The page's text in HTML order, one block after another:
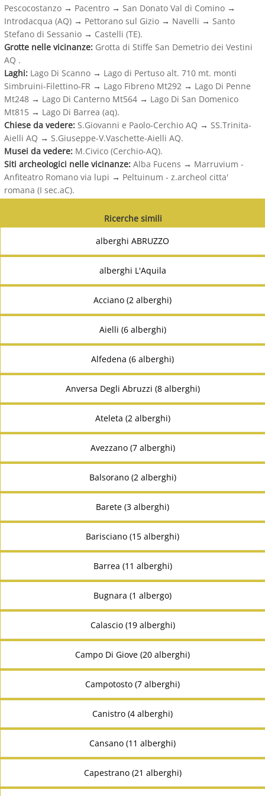
Pescocostanzo → Pacentro → San Donato Val di Comino →
Introdacqua (AQ) → Pettorano sul Gizio → Navelli → Santo
Stefano di Sessanio → Castelli (TE).
Grotte nelle vicinanze: Grotta di Stiffe San Demetrio dei Vestini
AQ .
Laghi: Lago Di Scanno → Lago di Pertuso alt. 710 mt. monti
Simbruini-Filettino-FR → Lago Fibreno Mt292 → Lago Di Penne
Mt248 → Lago Di Canterno Mt564 → Lago Di San Domenico
Mt815 → Lago Di Barrea (aq).
Chiese da vedere: S.Giovanni e Paolo-Cerchio AQ → SS.Trinita-
Aielli AQ → S.Giuseppe-V.Vaschette-Aielli AQ.
Musei da vedere: M.Civico (Cerchio-AQ).
Siti archeologici nelle vicinanze: Alba Fucens → Marruvium -
Anfiteatro Romano via lupi → Peltuinum - z.archeol citta'
romana (I sec.aC).
Ricerche simili
alberghi ABRUZZO
alberghi L'Aquila
Acciano (2 alberghi)
Aielli (6 alberghi)
Alfedena (6 alberghi)
Anversa Degli Abruzzi (8 alberghi)
Ateleta (2 alberghi)
Avezzano (7 alberghi)
Balsorano (2 alberghi)
Barete (3 alberghi)
Barisciano (15 alberghi)
Barrea (11 alberghi)
Bugnara (1 albergo)
Calascio (19 alberghi)
Campo Di Giove (20 alberghi)
Campotosto (7 alberghi)
Canistro (4 alberghi)
Cansano (11 alberghi)
Capestrano (21 alberghi)